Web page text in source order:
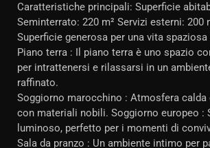
Caratteristiche principali: Superficie
Seminterrato: 220 m² Servizi esterni: 200
Superficie generosa per una vita
Piano terra : Il piano terra è uno spazio
per intrattenersi e rilassarsi in un
raffinato.
Soggiorno marocchino : Atmosfera calda
con materiali nobili. Soggiorno europeo :
luminoso, perfetto per i momenti di
Sala da pranzo : Un ambiente intimo per